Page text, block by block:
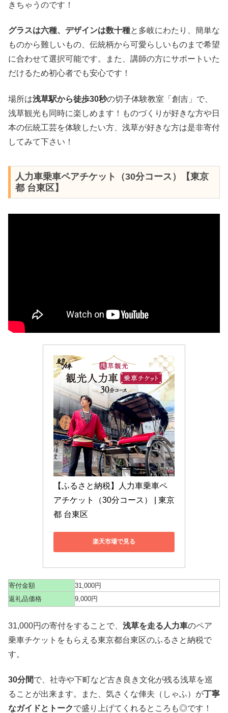
きちゃうのです！
グラスは六種、デザインは数十種と多岐にわたり、簡単な
ものから難しいもの、伝統柄から可愛らしいものまで希望
に合わせて選択可能です。また、講師の方にサポートいた
だけるため初心者でも安心です！
場所は浅草駅から徒歩30秒の切子体験教室「創吉」で、
浅草観光も同時に楽しめます！ものづくりが好きな方や日
本の伝統工芸を体験したい方、浅草が好きな方は是非寄付
してみて下さい！
人力車乗車ペアチケット（30分コース）【東京
都 台東区】
【ふるさと納税】人力車乗車ペ
アチケット（30分コース） | 東京
都 台東区
楽天市場で見る
寄付金額
31,000円
返礼品価格
9,000円
31,000円の寄付をすることで、 浅草を走る人力車のペア
乗車チケットをもらえる東京都台東区のふるさと納税で
す。
30分間で、社寺や下町など古き良き文化が残る浅草を巡
ることが出来ます。また、気さくな俥夫（しゃふ）が丁寧
なガイドとトークで盛り上げてくれるところも◎です！